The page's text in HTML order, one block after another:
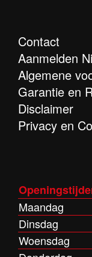
Contact
Aanmelden
Algemene
Garantie en
Disclaimer
Privacy en
Maandag
Dinsdag
Woensdag